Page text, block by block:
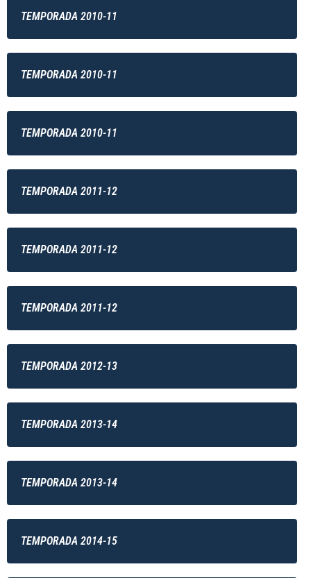
TEMPORADA 2010-11
TEMPORADA 2010-11
TEMPORADA 2010-11
TEMPORADA 2011-12
TEMPORADA 2011-12
TEMPORADA 2011-12
TEMPORADA 2012-13
TEMPORADA 2013-14
TEMPORADA 2013-14
TEMPORADA 2014-15